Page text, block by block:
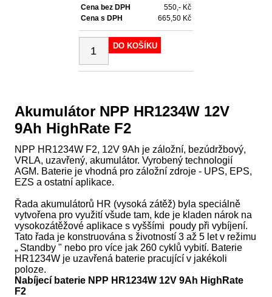
Cena bez DPH
550,- Kč
Cena s DPH
665,50 Kč
DO KOŠÍKU
Akumulátor NPP HR1234W 12V
9Ah HighRate F2
NPP HR1234W F2, 12V 9Ah je záložní, bezúdržbový,
VRLA, uzavřený, akumulátor. Vyrobený technologií
AGM. Baterie je vhodná pro záložní zdroje - UPS, EPS,
EZS a ostatní aplikace.
Řada akumulátorů HR (vysoká zátěž) byla speciálně
vytvořena pro využití všude tam, kde je kladen nárok na
vysokozátěžové aplikace s vyššími poudy při vybíjení.
Tato řada je konstruována s životností 3 až 5 let v režimu
„ Standby " nebo pro více jak 260 cyklů vybití. Baterie
HR1234W je uzavřená baterie pracující v jakékoli
poloze.
Nabíjecí baterie NPP HR1234W 12V 9Ah HighRate
F2